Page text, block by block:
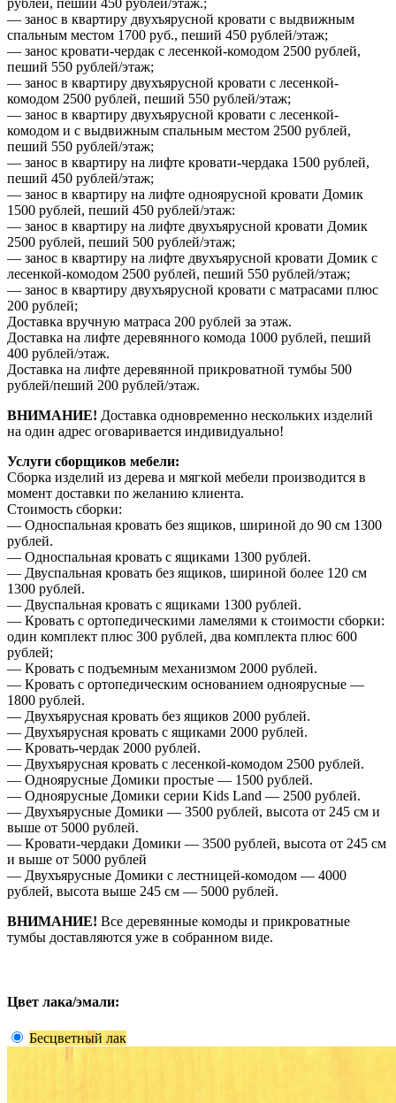
— занос в квартиру двухъярусной кровати с выдвижным
спальным местом 1700 руб., пеший 450 рублей/этаж;
— занос кровати-чердак с лесенкой-комодом 2500 рублей,
пеший 550 рублей/этаж;
— занос в квартиру двухъярусной кровати с лесенкой-
комодом 2500 рублей, пеший 550 рублей/этаж;
— занос в квартиру двухъярусной кровати с лесенкой-
комодом и с выдвижным спальным местом 2500 рублей,
пеший 550 рублей/этаж;
— занос в квартиру на лифте кровати-чердака 1500 рублей,
пеший 450 рублей/этаж;
— занос в квартиру на лифте одноярусной кровати Домик
1500 рублей, пеший 450 рублей/этаж:
— занос в квартиру на лифте двухъярусной кровати Домик
2500 рублей, пеший 500 рублей/этаж;
— занос в квартиру на лифте двухъярусной кровати Домик с
лесенкой-комодом 2500 рублей, пеший 550 рублей/этаж;
— занос в квартиру двухъярусной кровати с матрасами плюс
200 рублей;
Доставка вручную матраса 200 рублей за этаж.
Доставка на лифте деревянного комода 1000 рублей, пеший
400 рублей/этаж.
Доставка на лифте деревянной прикроватной тумбы 500
рублей/пеший 200 рублей/этаж.
ВНИМАНИЕ! Доставка одновременно нескольких изделий
на один адрес оговаривается индивидуально!
Услуги сборщиков мебели:
Сборка изделий из дерева и мягкой мебели производится в
момент доставки по желанию клиента.
Стоимость сборки:
— Односпальная кровать без ящиков, шириной до 90 см 1300
рублей.
— Односпальная кровать с ящиками 1300 рублей.
— Двуспальная кровать без ящиков, шириной более 120 см
1300 рублей.
— Двуспальная кровать с ящиками 1300 рублей.
— Кровать с ортопедическими ламелями к стоимости сборки:
один комплект плюс 300 рублей, два комплекта плюс 600
рублей;
— Кровать с подъемным механизмом 2000 рублей.
— Кровать с ортопедическим основанием одноярусные —
1800 рублей.
— Двухъярусная кровать без ящиков 2000 рублей.
— Двухъярусная кровать с ящиками 2000 рублей.
— Кровать-чердак 2000 рублей.
— Двухъярусная кровать с лесенкой-комодом 2500 рублей.
— Одноярусные Домики простые — 1500 рублей.
— Одноярусные Домики серии Kids Land — 2500 рублей.
— Двухъярусные Домики — 3500 рублей, высота от 245 см и
выше от 5000 рублей.
— Кровати-чердаки Домики — 3500 рублей, высота от 245 см
и выше от 5000 рублей
— Двухъярусные Домики с лестницей-комодом — 4000
рублей, высота выше 245 см — 5000 рублей.
ВНИМАНИЕ! Все деревянные комоды и прикроватные
тумбы доставляются уже в собранном виде.
Цвет лака/эмали:
Бесцветный лак